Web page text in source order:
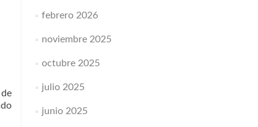
febrero 2026
noviembre 2025
octubre 2025
julio 2025
junio 2025